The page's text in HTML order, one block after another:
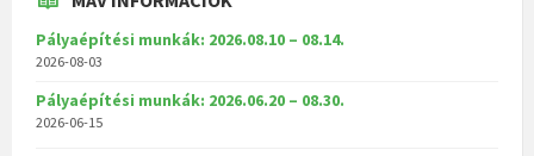
Pályaépítési munkák: 2026.08.10 – 08.14.
2026-08-03
Pályaépítési munkák: 2026.06.20 – 08.30.
2026-06-15